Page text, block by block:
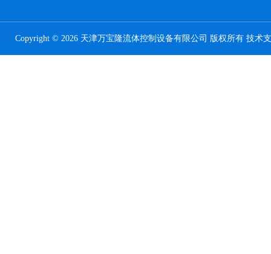
Copyright © 2026 天津万宝隆流体控制设备有限公司 版权所有 技术